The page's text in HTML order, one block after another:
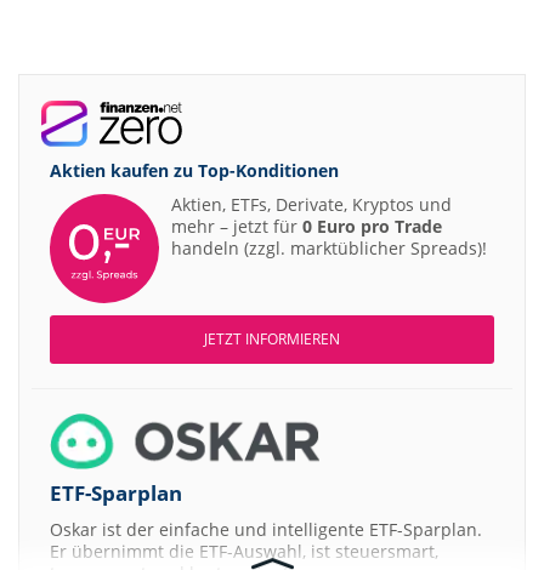
Aktien kaufen zu Top-Konditionen
Aktien, ETFs, Derivate, Kryptos und
mehr – jetzt für 0 Euro pro Trade
handeln (zzgl. marktüblicher Spreads)!
JETZT INFORMIEREN
ETF-Sparplan
Oskar ist der einfache und intelligente ETF-Sparplan.
Er übernimmt die ETF-Auswahl, ist steuersmart,